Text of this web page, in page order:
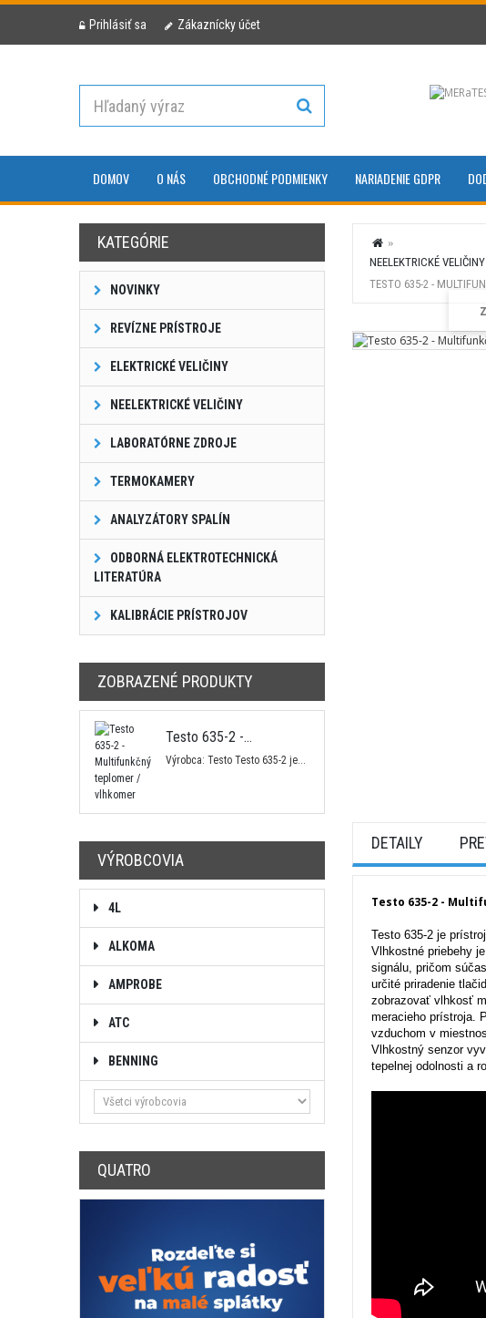
Prihlásiť sa Zákaznícky účet
DOMOV O NÁS OBCHODNÉ PODMIENKY NARIADENIE GDPR
KATEGÓRIE
NOVINKY
REVÍZNE PRÍSTROJE
ELEKTRICKÉ VELIČINY
NEELEKTRICKÉ VELIČINY
LABORATÓRNE ZDROJE
TERMOKAMERY
ANALYZÁTORY SPALÍN
ODBORNÁ ELEKTROTECHNICKÁ
LITERATÚRA
KALIBRÁCIE PRÍSTROJOV
ZOBRAZENÉ PRODUKTY
Testo 635-2 -...
Výrobca: Testo Testo 635-2 je...
VÝROBCOVIA
4L
ALKOMA
AMPROBE
ATC
BENNING
QUATRO
NEELEKTRICKÉ VELIČINY
TESTO 635-2 -
DETAILY
Testo 635-2 -
Testo 635-2 je
Vlhkostné priebehy
signálu, pričom
určité priradenie
zobrazovať vlhkosť
meracieho prístroja.
vzduchom v
Vlhkostný senzor
tepelnej odolnosti a